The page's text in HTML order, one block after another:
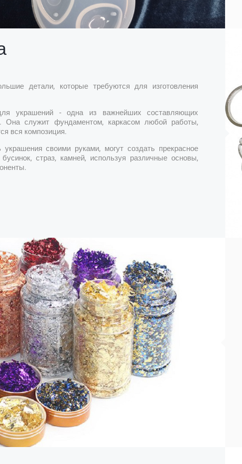
детали, которые требуются для изготовления
украшений - одна из важнейших составляющих
Она служит фундаментом, каркасом любой работы,
вся композиция.
своими руками, могут создать прекрасное
страз, камней, используя различные основы,